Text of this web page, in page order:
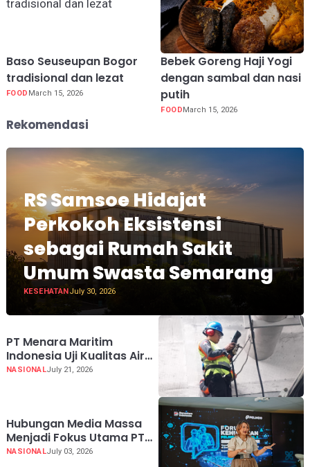
Baso Seuseupan Bogor
tradisional dan lezat
FOOD March 15, 2026
Bebek Goreng Haji Yogi
dengan sambal dan nasi
putih
FOODMarch 15, 2026
Rekomendasi
RS Samsoe Hidajat
Perkokoh Eksistensi
sebagai Rumah Sakit
Umum Swasta Semarang
KESEHATANJuly 30, 2026
PT Menara Maritim
Indonesia Uji Kualitas Air
Dan Emisi Di Pelindo Tower
NASIONALJuly 21, 2026
Hubungan Media Massa
Menjadi Fokus Utama PT
Menara Maritim Indonesia
NASIONALJuly 03, 2026